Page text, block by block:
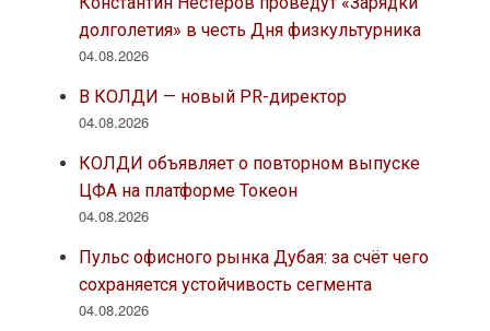
долголетия» в честь Дня физкультурника
04.08.2026
В КОЛДИ — новый PR-директор
04.08.2026
КОЛДИ объявляет о повторном выпуске
ЦФА на платформе Токеон
04.08.2026
Пульс офисного рынка Дубая: за счёт чего
сохраняется устойчивость сегмента
04.08.2026